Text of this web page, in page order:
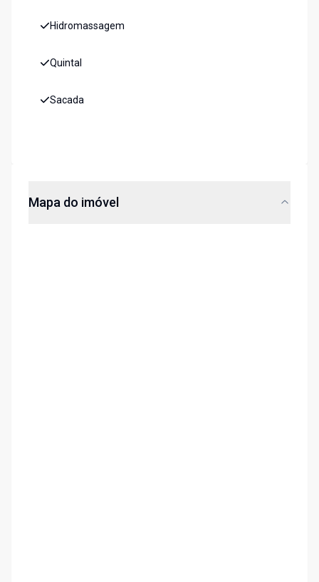
Hidromassagem
Quintal
Sacada
Mapa do imóvel